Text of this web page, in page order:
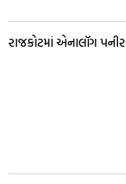
રાજકોટમાં એનાલૉગ